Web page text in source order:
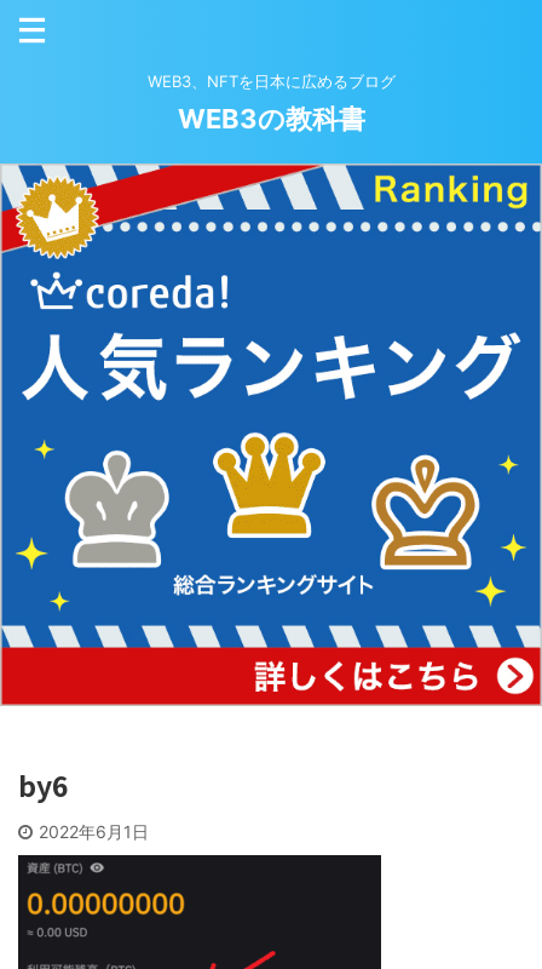
WEB3、NFTを日本に広めるブログ
WEB3の教科書
by6
2022年6月1日